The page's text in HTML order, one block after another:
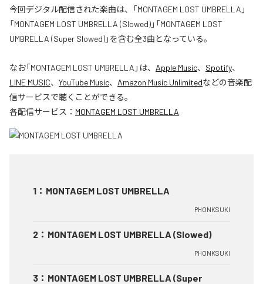
今回デジタル配信された楽曲は、「MONTAGEM LOST UMBRELLA」
「MONTAGEM LOST UMBRELLA (Slowed)」「MONTAGEM LOST
UMBRELLA (Super Slowed)」を含む全3曲となっている。
なお「MONTAGEM LOST UMBRELLA 」は、 Apple Music、 Spotify、
LINE MUSIC、 YouTube Music、 Amazon Music Unlimitedなどの音楽配
信サービスで聴くことができる。
各配信サービス： MONTAGEM LOST UMBRELLA
1 ： MONTAGEM LOST UMBRELLA
PHONKSUKI
2 ： MONTAGEM LOST UMBRELLA (Slowed)
PHONKSUKI
3 ： MONTAGEM LOST UMBRELLA (Super